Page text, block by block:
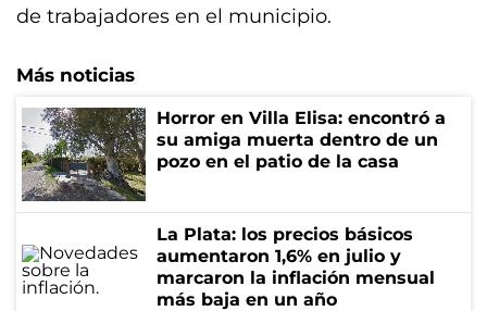
de trabajadores en el municipio.
Más noticias
Horror en Villa Elisa: encontró a
su amiga muerta dentro de un
pozo en el patio de la casa
La Plata: los precios básicos
aumentaron 1,6% en julio y
marcaron la inflación mensual
más baja en un año